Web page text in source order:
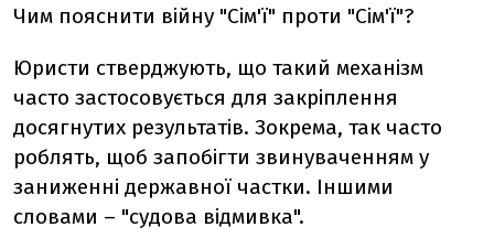
Чим пояснити війну "Сім'ї" проти "Сім'ї"?
Юристи стверджують, що такий механізм
часто застосовується для закріплення
досягнутих результатів. Зокрема, так часто
роблять, щоб запобігти звинуваченням у
заниженні державної частки. Іншими
словами – "судова відмивка".